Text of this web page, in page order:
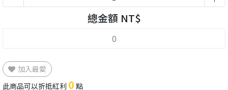
總金額 NT$
加入最愛
此商品可以折抵紅利 0 點